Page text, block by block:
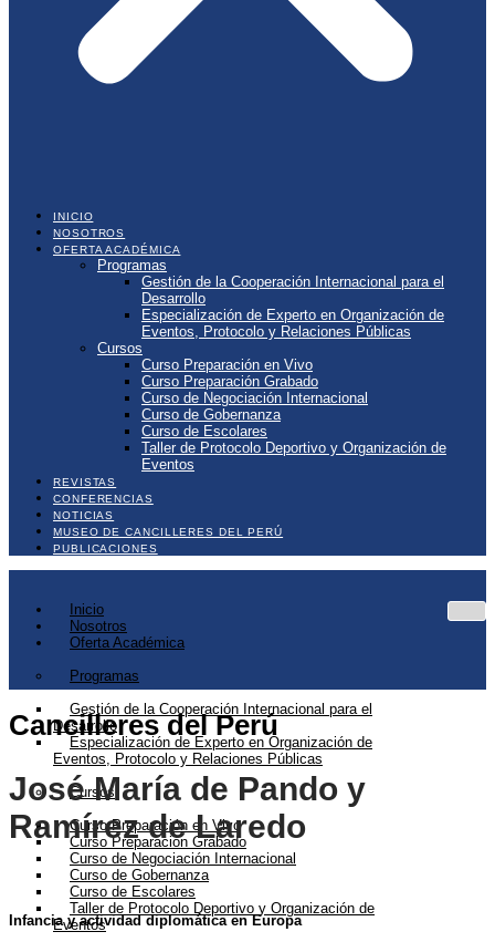
INICIO
NOSOTROS
OFERTA ACADÉMICA
Programas
Gestión de la Cooperación Internacional para el
Desarrollo
Especialización de Experto en Organización de
Eventos, Protocolo y Relaciones Públicas
Cursos
Curso Preparación en Vivo
Curso Preparación Grabado
Curso de Negociación Internacional
Curso de Gobernanza
Curso de Escolares
Taller de Protocolo Deportivo y Organización de
Eventos
REVISTAS
CONFERENCIAS
NOTICIAS
MUSEO DE CANCILLERES DEL PERÚ
PUBLICACIONES
Inicio
Nosotros
Oferta Académica
Programas
Gestión de la Cooperación Internacional para el
Desarrollo
Especialización de Experto en Organización de
Eventos, Protocolo y Relaciones Públicas
Cursos
Curso Preparación en Vivo
Curso Preparación Grabado
Curso de Negociación Internacional
Curso de Gobernanza
Curso de Escolares
Taller de Protocolo Deportivo y Organización de
Eventos
Cancilleres del Perú
José María de Pando y
Ramírez de Laredo
Infancia y actividad diplomática en Europa